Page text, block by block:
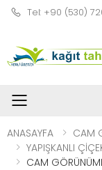
Tel: +90 (530)
Toggle
ANASAYFA
CAM
YAPIŞKANLI
CAM